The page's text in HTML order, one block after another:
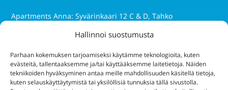
Hallinnoi suostumusta
Parhaan kokemuksen tarjoamiseksi käytämme teknologioita, kuten
evästeitä, tallentaaksemme ja/tai käyttääksemme laitetietoja. Näiden
tekniikoiden hyväksyminen antaa meille mahdollisuuden käsitellä tietoja,
kuten selauskäyttäytymistä tai yksilöllisiä tunnuksia tällä sivustolla.
Apartments Anna: Syvärinkaari 12 C & D, Tahko
Apartments Golf: Golftie 3 as 5, Tahko
Apartments Huili: Sääskiniementie 434, Tahko
Apartments Tahko: Tahkokuja 2A, Tahko
Apartments Tähtitahko: Tähtitie 1, Tahko